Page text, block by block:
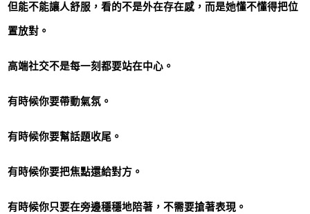
但能不能讓人舒服，看的不是外在存在感，而是她懂不懂得把位
置放對。
高端社交不是每一刻都要站在中心。
有時候你要帶動氣氛。
有時候你要幫話題收尾。
有時候你要把焦點還給對方。
有時候你只要在旁邊穩穩地陪著，不需要搶著表現。